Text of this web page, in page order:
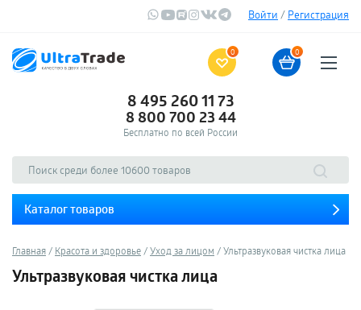
Войти / Регистрация
0 0
8 495 260 11 73
8 800 700 23 44
Бесплатно по всей России
Каталог товаров
Главная Красота и здоровье Уход за лицом Ультразвуковая чистка лица
Ультразвуковая чистка лица